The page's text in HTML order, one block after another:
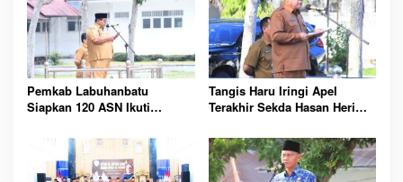
Pemkab Labuhanbatu
Siapkan 120 ASN Ikuti
Profesionalisme dan
Integritas Aparatur
Pemerintah
Tangis Haru Iringi Apel
Terakhir Sekda Hasan Heri
Resmi